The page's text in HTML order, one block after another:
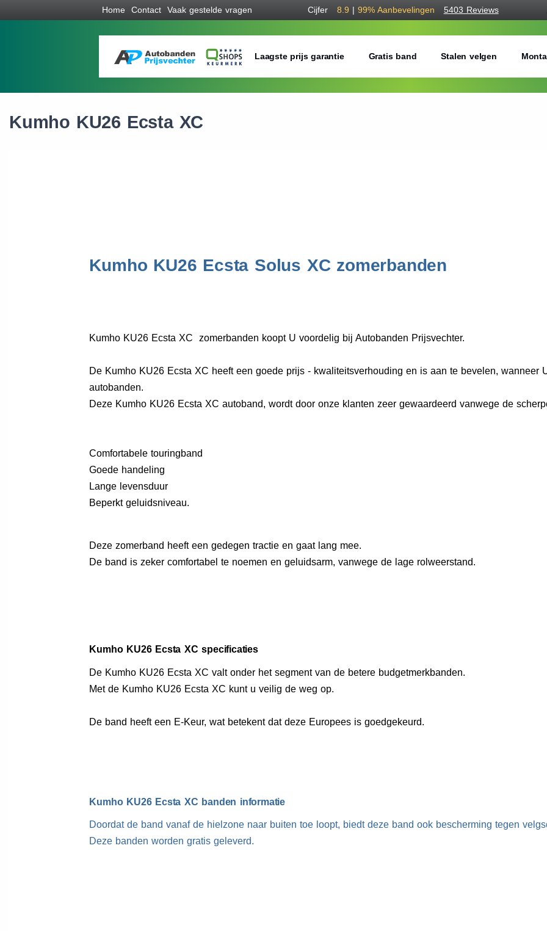
Home Contact Vaak gestelde vragen Cijfer 8.9 | 99% Aanbevelingen 5403 Reviews
Laagste prijs garantie Gratis band Stalen velgen
Kumho KU26 Ecsta XC
Kumho KU26 Ecsta Solus XC zomerbanden
Kumho KU26 Ecsta XC zomerbanden koopt U voordelig bij Autobanden Prijsvechter.
De Kumho KU26 Ecsta XC heeft een goede prijs - kwaliteitsverhouding en is aan te bevelen, wanneer
autobanden.
Deze Kumho KU26 Ecsta XC autoband, wordt door onze klanten zeer gewaardeerd vanwege de
Comfortabele touringband
Goede handeling
Lange levensduur
Beperkt geluidsniveau.
Deze zomerband heeft een gedegen tractie en gaat lang mee.
De band is zeker comfortabel te noemen en geluidsarm, vanwege de lage rolweerstand.
Kumho KU26 Ecsta XC specificaties
De Kumho KU26 Ecsta XC valt onder het segment van de betere budgetmerkbanden.
Met de Kumho KU26 Ecsta XC kunt u veilig de weg op.
De band heeft een E-Keur, wat betekent dat deze Europees is goedgekeurd.
Kumho KU26 Ecsta XC banden informatie
Doordat de band vanaf de hielzone naar buiten toe loopt, biedt deze band ook bescherming tegen
Deze banden worden gratis geleverd.